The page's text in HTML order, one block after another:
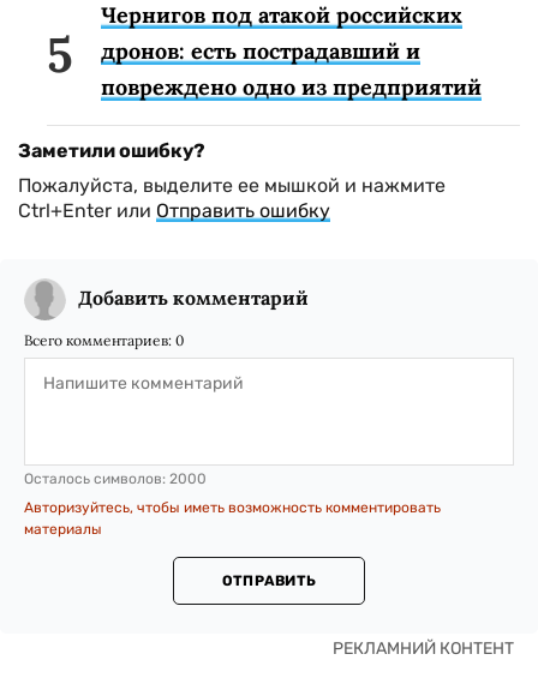
Чернигов под атакой российских
дронов: есть пострадавший и
повреждено одно из предприятий
Заметили ошибку?
Пожалуйста, выделите ее мышкой и нажмите
Ctrl+Enter или Отправить ошибку
Добавить комментарий
Всего комментариев: 0
Осталось символов: 2000
Авторизуйтесь, чтобы иметь возможность комментировать
материалы
ОТПРАВИТЬ